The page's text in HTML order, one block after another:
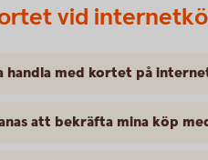
vid
handla med kortet på
att bekräfta mina köp